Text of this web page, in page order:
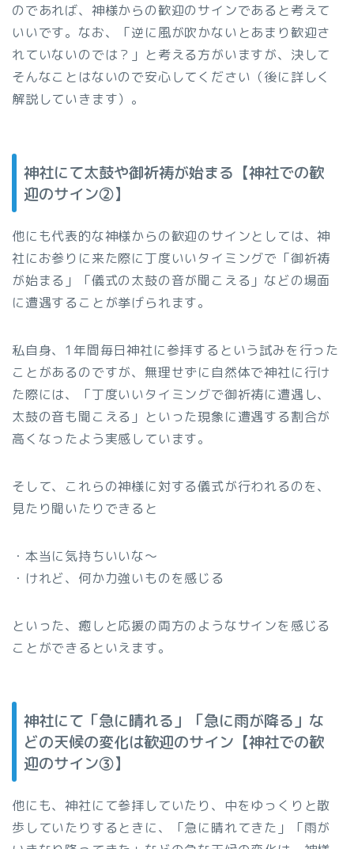
のであれば、神様からの歓迎のサインであると考えて
いいです。なお、「逆に風が吹かないとあまり歓迎さ
れていないのでは？」と考える方がいますが、決して
そんなことはないので安心してください（後に詳しく
解説していきます）。
神社にて太鼓や御祈祷が始まる【神社での歓
迎のサイン②】
他にも代表的な神様からの歓迎のサインとしては、神
社にお参りに来た際に丁度いいタイミングで「御祈祷
が始まる」「儀式の太鼓の音が聞こえる」などの場面
に遭遇することが挙げられます。
私自身、1年間毎日神社に参拝するという試みを行った
ことがあるのですが、無理せずに自然体で神社に行け
た際には、「丁度いいタイミングで御祈祷に遭遇し、
太鼓の音も聞こえる」といった現象に遭遇する割合が
高くなったよう実感しています。
そして、これらの神様に対する儀式が行われるのを、
見たり聞いたりできると
・本当に気持ちいいな～
・けれど、何か力強いものを感じる
といった、癒しと応援の両方のようなサインを感じる
ことができるといえます。
神社にて「急に晴れる」「急に雨が降る」な
どの天候の変化は歓迎のサイン【神社での歓
迎のサイン③】
他にも、神社にて参拝していたり、中をゆっくりと散
歩していたりするときに、「急に晴れてきた」「雨が